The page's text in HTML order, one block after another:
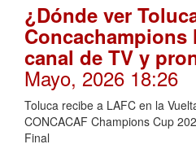
¿Dónde ver
Concachampions
canal de TV y
Mayo, 2026 18:26
Toluca recibe a LAFC en la
CONCACAF Champions Cup
Final